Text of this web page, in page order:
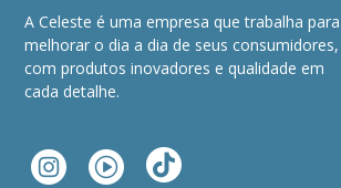
A Celeste é uma empresa que trabalha para
melhorar o dia a dia de seus consumidores,
com produtos inovadores e qualidade em
cada detalhe.